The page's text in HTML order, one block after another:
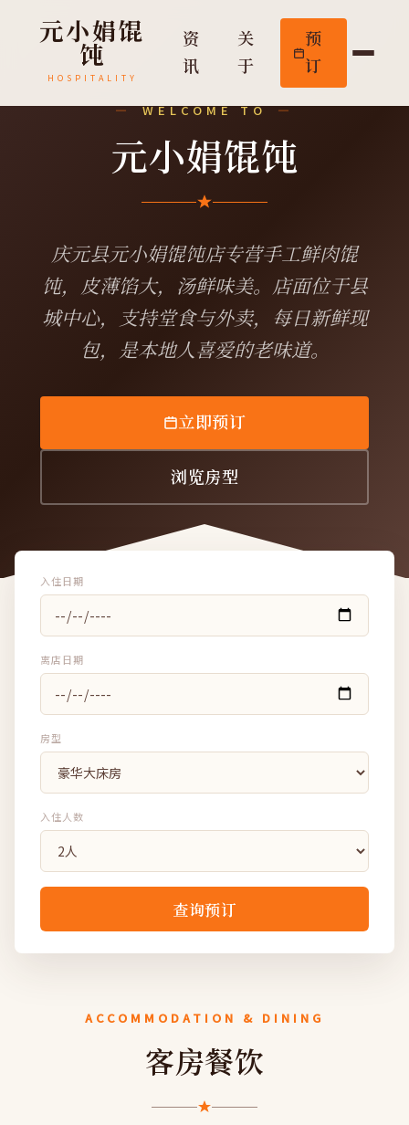
元小娟馄
饨
HOSPITALITY
资
讯
关
于
预
订
WELCOME TO
元小娟馄饨
庆元县元小娟馄饨店专营手工鲜肉馄
饨，皮薄馅大，汤鲜味美。店面位于县
城中心，支持堂食与外卖，每日新鲜现
包，是本地人喜爱的老味道。
立即预订
浏览房型
入住日期
离店日期
房型
入住人数
查询预订
ACCOMMODATION & DINING
客房餐饮